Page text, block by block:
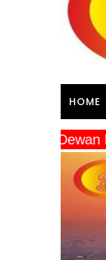
HOME
"